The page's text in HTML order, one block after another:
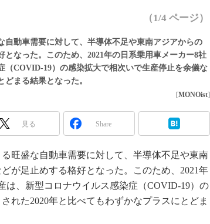
TECHNO-FRONTIER
人テク展
スマート工場EXPO
日本ものづくりワールド
AUTOMOTIVE WORLD
組み込みモデリング
Windows Embedded
車載ソフト開発
無償設計ツール
デジタルツインとCAE
S＆OP
（1/4 ページ）
自動車需要に対して、半導体不足や東南アジアからの
なった。このため、2021年の日系乗用車メーカー8社
COVID-19）の感染拡大で相次いで生産停止を余儀な
どまる結果となった。
[MONOist]
見る Share
旺盛な自動車需要に対して、半導体不足や東南
が足止めする格好となった。このため、2021年
は、新型コロナウイルス感染症（COVID-19）の
れた2020年と比べてもわずかなプラスにとどま